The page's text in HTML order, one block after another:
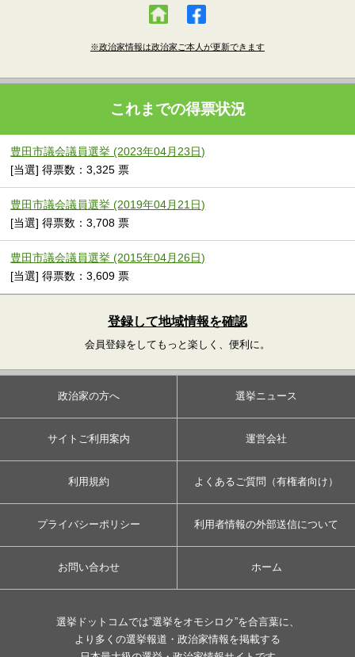
※政治家情報は政治家ご本人が更新できます
これまでの得票状況
豊田市議会議員選挙 (2023年04月23日)
[当選] 得票数：3,325 票
豊田市議会議員選挙 (2019年04月21日)
[当選] 得票数：3,708 票
豊田市議会議員選挙 (2015年04月26日)
[当選] 得票数：3,609 票
登録して地域情報を確認
会員登録をしてもっと楽しく、便利に。
政治家の方へ 選挙ニュース
サイトご利用案内 運営会社
利用規約 よくあるご質問（有権者向け）
プライバシーポリシー 利用者情報の外部送信について
お問い合わせ ホーム
選挙ドットコムでは”選挙をオモシロク”を合言葉に、
より多くの選挙報道・政治家情報を掲載する